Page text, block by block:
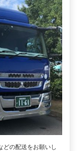
どの配送をお願いし